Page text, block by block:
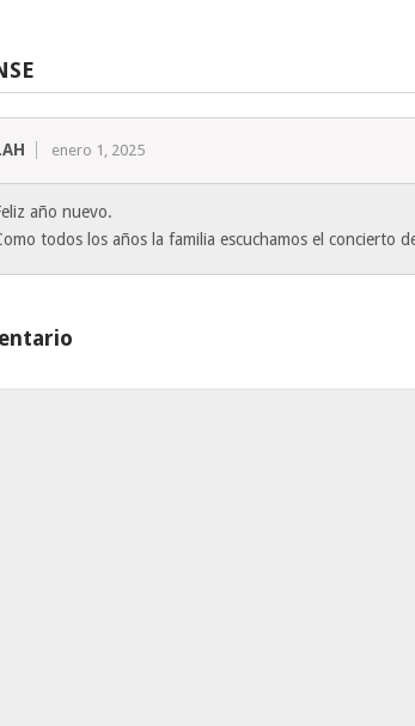
enero 1, 2025
año nuevo.
todos los años la familia escuchamos el concierto